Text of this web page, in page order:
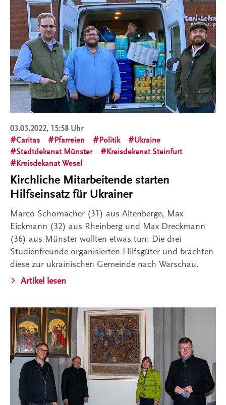
03.03.2022, 15:58 Uhr
Caritas
Pfarreien Politik
Ukraine
Stadtdekanat Münster
Kreisdekanat Steinfurt
Kreisdekanat Wesel
Kirchliche Mitarbeitende starten
Hilfseinsatz für Ukrainer
Marco Schomacher (31) aus Altenberge, Max
Eickmann (32) aus Rheinberg und Max Dreckmann
(36) aus Münster wollten etwas tun: Die drei
Studienfreunde organisierten Hilfsgüter und brachten
diese zur ukrainischen Gemeinde nach Warschau.
Artikel lesen